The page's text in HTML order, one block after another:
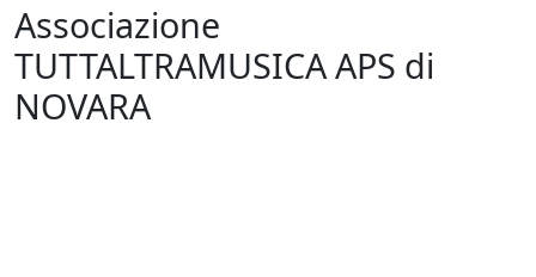
Associazione
TUTTALTRAMUSICA APS di
NOVARA